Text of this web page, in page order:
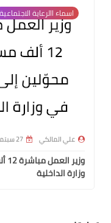
اسماء االرعاية الاجتماعية
علي المالكي 27 سبتمبر 2024
وزارة الداخلية